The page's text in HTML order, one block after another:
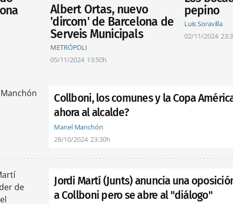
Albert Ortas, nuevo
'dircom' de Barcelona de
Serveis Municipals
METRÓPOLI
05/11/2024 13:50h
pepino
Luis Soravilla
02/11/2024
Collboni, los comunes y la Copa
ahora al alcalde?
Manel Manchón
28/10/2024 23:30h
Jordi Martí (Junts) anuncia una
a Collboni pero se abre al "diálogo"